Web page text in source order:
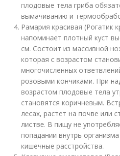
плодовые тела гриба
вымачиванию и
Рамария красивая (Рогатик
напоминает плотный куст
см. Состоит из массивной
которая с возрастом
многочисленных
розовыми кончиками. При
возрастом плодовые тела
становятся коричневым.
лесах, растет на почве или
листве. В пищу не
попадании внутрь
кишечные расстройства.